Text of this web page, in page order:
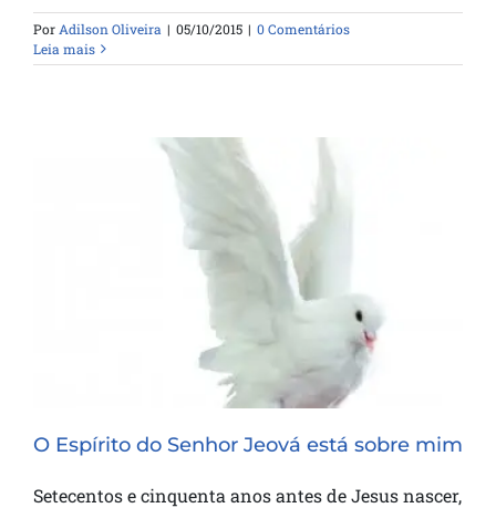
Por Adilson Oliveira | 05/10/2015 | 0 Comentários
Leia mais
O Espírito do Senhor Jeová está sobre
mim
O Espírito do Senhor Jeová está sobre mim
Setecentos e cinquenta anos antes de Jesus nascer,